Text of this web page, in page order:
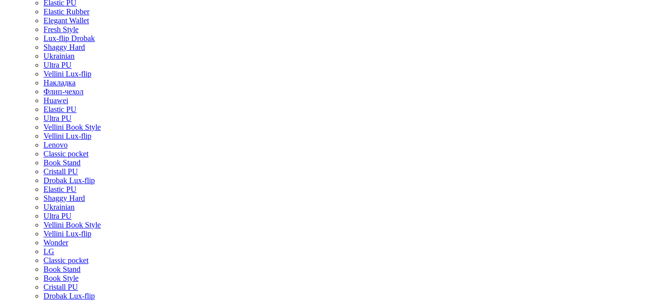
Elastic PU
Elastic Rubber
Elegant Wallet
Fresh Style
Lux-flip Drobak
Shaggy Hard
Ukrainian
Ultra PU
Vellini Lux-flip
Накладка
Флип-чехол
Huawei
Elastic PU
Ultra PU
Vellini Book Style
Vellini Lux-flip
Lenovo
Classic pocket
Book Stand
Cristall PU
Drobak Lux-flip
Elastic PU
Shaggy Hard
Ukrainian
Ultra PU
Vellini Book Style
Vellini Lux-flip
Wonder
LG
Classic pocket
Book Stand
Book Style
Cristall PU
Drobak Lux-flip